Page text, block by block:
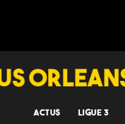
ACTUS LIGUE 3